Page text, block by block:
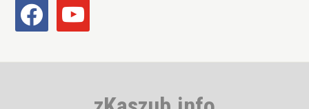
facebook youtube